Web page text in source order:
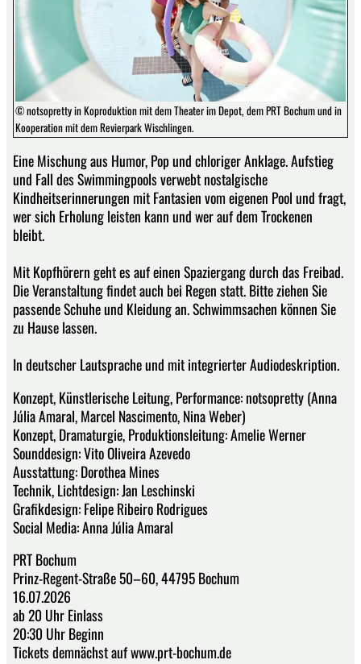
© notsopretty in Koproduktion mit dem Theater im Depot, dem PRT Bochum und in
Kooperation mit dem Revierpark Wischlingen.
Eine Mischung aus Humor, Pop und chloriger Anklage. Aufstieg
und Fall des Swimmingpools verwebt nostalgische
Kindheitserinnerungen mit Fantasien vom eigenen Pool und fragt,
wer sich Erholung leisten kann und wer auf dem Trockenen
bleibt.
Mit Kopfhörern geht es auf einen Spaziergang durch das Freibad.
Die Veranstaltung findet auch bei Regen statt. Bitte ziehen Sie
passende Schuhe und Kleidung an. Schwimmsachen können Sie
zu Hause lassen.
In deutscher Lautsprache und mit integrierter Audiodeskription.
Konzept, Künstlerische Leitung, Performance: notsopretty (Anna
Júlia Amaral, Marcel Nascimento, Nina Weber)
Konzept, Dramaturgie, Produktionsleitung: Amelie Werner
Sounddesign: Vito Oliveira Azevedo
Ausstattung: Dorothea Mines
Technik, Lichtdesign: Jan Leschinski
Grafikdesign: Felipe Ribeiro Rodrigues
Social Media: Anna Júlia Amaral
PRT Bochum
Prinz-Regent-Straße 50–60, 44795 Bochum
16.07.2026
ab 20 Uhr Einlass
20:30 Uhr Beginn
Tickets demnächst auf www.prt-bochum.de